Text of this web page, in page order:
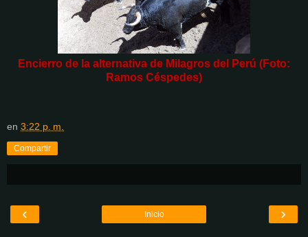
Encierro de la alternativa de Milagros del Perú (Foto:
Ramos Céspedes)
en 3:22 p. m.
Compartir
‹ ›
Inicio